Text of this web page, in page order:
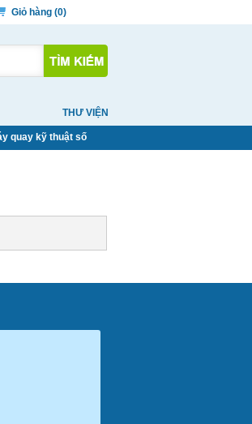
Giỏ hàng (0)
THƯ VIỆN
quay kỹ thuật số